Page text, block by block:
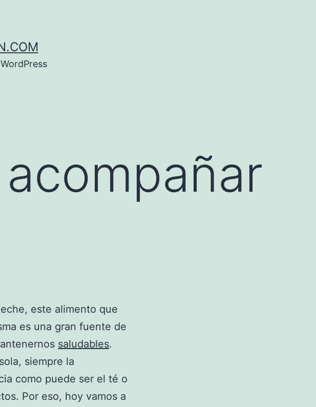
este alimento que
es una gran fuente de
saludables.
siempre la
como puede ser el té o
Por eso, hoy vamos a